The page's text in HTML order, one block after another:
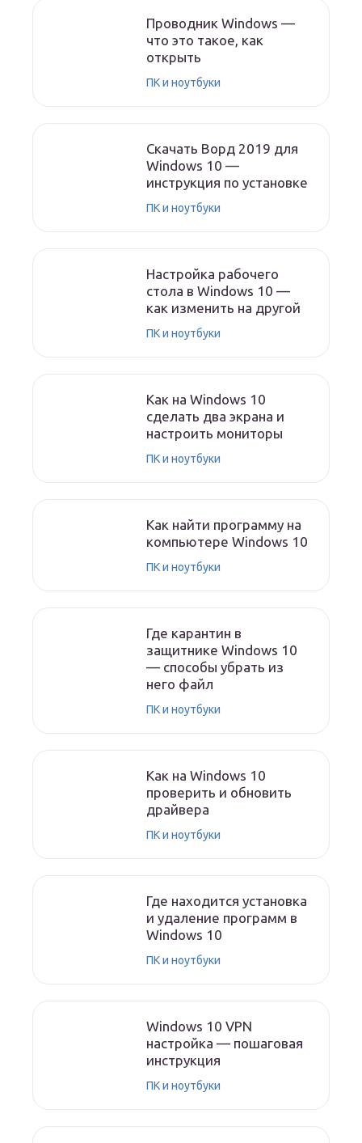
Проводник Windows —
что это такое, как
открыть
ПК и ноутбуки
Скачать Ворд 2019 для
Windows 10 —
инструкция по установке
ПК и ноутбуки
Настройка рабочего
стола в Windows 10 —
как изменить на другой
ПК и ноутбуки
Как на Windows 10
сделать два экрана и
настроить мониторы
ПК и ноутбуки
Как найти программу на
компьютере Windows 10
ПК и ноутбуки
Где карантин в
защитнике Windows 10
— способы убрать из
него файл
ПК и ноутбуки
Как на Windows 10
проверить и обновить
драйвера
ПК и ноутбуки
Где находится установка
и удаление программ в
Windows 10
ПК и ноутбуки
Windows 10 VPN
настройка — пошаговая
инструкция
ПК и ноутбуки